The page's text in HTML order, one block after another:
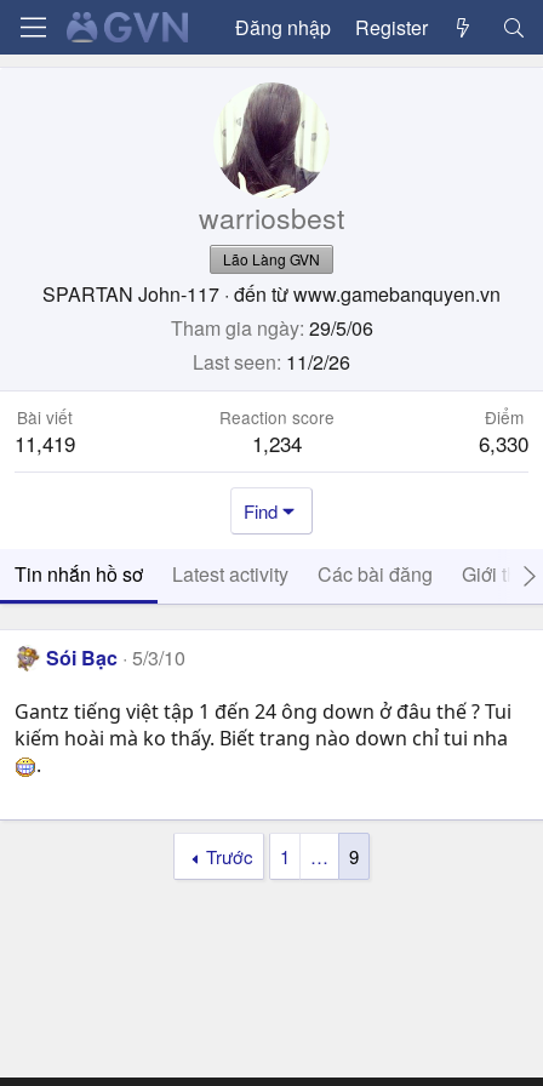
Đăng nhập Register
warriosbest
Lão Làng GVN
SPARTAN John-117 · đến từwww.gamebanquyen.vn
Tham gia ngày 29/5/06
Last seen 11/2/26
Bài viết
11,419
Reaction score
1,234
Điểm
6,330
Find
Tin nhắn hồ sơ Latest activity Các bài đăng Giới thiệu
Sói Bạc 5/3/10
Gantz tiếng việt tập 1 đến 24 ông down ở đâu thế ? Tui
kiếm hoài mà ko thấy. Biết trang nào down chỉ tui nha
.
Trước 1 … 9